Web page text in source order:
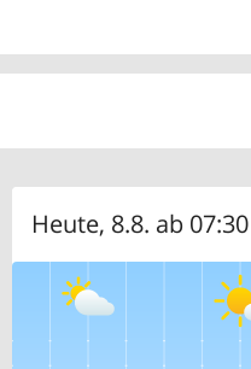
Heute, 8.8. ab 07:30